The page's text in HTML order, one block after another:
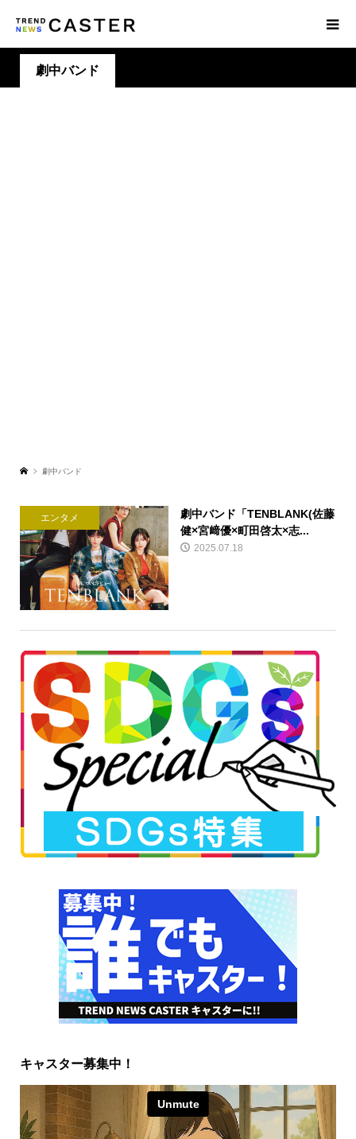
劇中バンド
劇中バンド
エンタメ
劇中バンド「TENBLANK(佐藤
健×宮﨑優×町田啓太×志...
2025.07.18
キャスター募集中！